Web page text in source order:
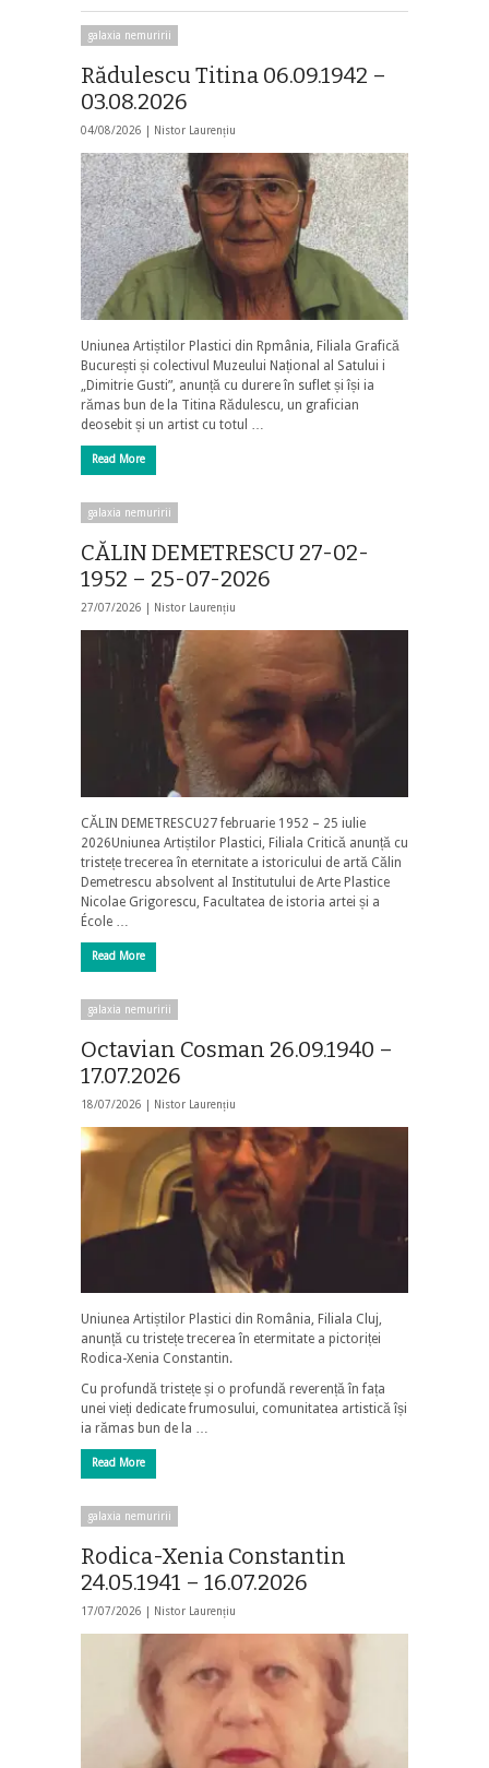
galaxia nemuririi
Rădulescu Titina 06.09.1942 –
03.08.2026
04/08/2026 | Nistor Laurențiu
Uniunea Artiștilor Plastici din Rpmânia, Filiala Grafică
București și colectivul Muzeului Național al Satului i
„Dimitrie Gusti”, anunță cu durere în suflet și își ia
rămas bun de la Titina Rădulescu, un grafician
deosebit și un artist cu totul …
Read More
galaxia nemuririi
CĂLIN DEMETRESCU 27-02-
1952 – 25-07-2026
27/07/2026 | Nistor Laurențiu
CĂLIN DEMETRESCU27 februarie 1952 – 25 iulie
2026Uniunea Artiștilor Plastici, Filiala Critică anunță cu
tristețe trecerea în eternitate a istoricului de artă Călin
Demetrescu absolvent al Institutului de Arte Plastice
Nicolae Grigorescu, Facultatea de istoria artei și a
École …
Read More
galaxia nemuririi
Octavian Cosman 26.09.1940 –
17.07.2026
18/07/2026 | Nistor Laurențiu
Uniunea Artiștilor Plastici din România, Filiala Cluj,
anunță cu tristețe trecerea în etermitate a pictoriței
Rodica-Xenia Constantin.
Cu profundă tristețe și o profundă reverență în fața
unei vieți dedicate frumosului, comunitatea artistică își
ia rămas bun de la …
Read More
galaxia nemuririi
Rodica-Xenia Constantin
24.05.1941 – 16.07.2026
17/07/2026 | Nistor Laurențiu